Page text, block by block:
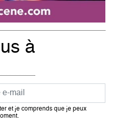
à
et je comprends que je peux